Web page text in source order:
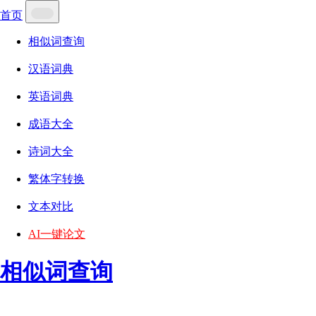
首页
相似词查询
汉语词典
英语词典
成语大全
诗词大全
繁体字转换
文本对比
AI一键论文
相似词查询